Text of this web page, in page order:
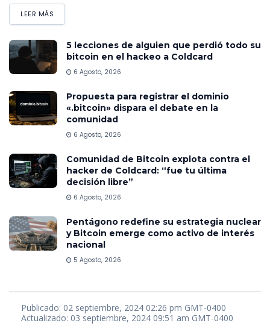
LEER MÁS
5 lecciones de alguien que perdió todo su
bitcoin en el hackeo a Coldcard
6 Agosto, 2026
Propuesta para registrar el dominio
«.bitcoin» dispara el debate en la
comunidad
6 Agosto, 2026
Comunidad de Bitcoin explota contra el
hacker de Coldcard: “fue tu última
decisión libre”
6 Agosto, 2026
Pentágono redefine su estrategia nuclear
y Bitcoin emerge como activo de interés
nacional
5 Agosto, 2026
Publicado: 02 septiembre, 2024 02:26 pm GMT-0400
Actualizado: 03 septiembre, 2024 09:51 am GMT-0400